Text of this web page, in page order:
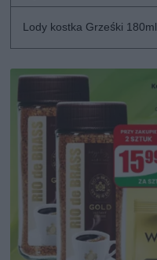
Lody kostka Grześki 180ml